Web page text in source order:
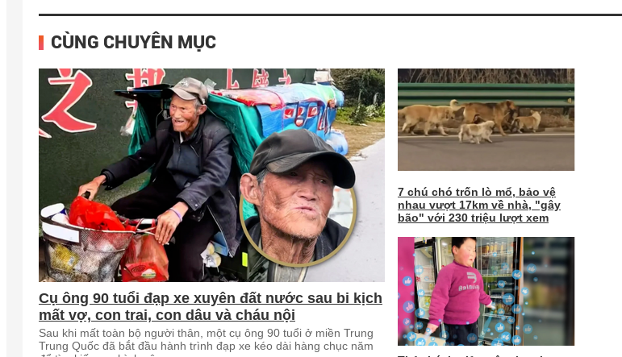
CÙNG CHUYÊN MỤC
Cụ ông 90 tuổi đạp xe xuyên đất nước sau bi kịch
mất vợ, con trai, con dâu và cháu nội
Sau khi mất toàn bộ người thân, một cụ ông 90 tuổi ở miền Trung
Trung Quốc đã bắt đầu hành trình đạp xe kéo dài hàng chục năm
7 chú chó trốn lò mổ, bảo vệ
nhau vượt 17km về nhà, "gây
bão" với 230 triệu lượt xem